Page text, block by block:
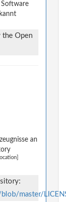
Software
the Open
an
master/